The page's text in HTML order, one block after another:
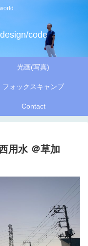
code
光画(写真)
フォックスキャンプ
Contact
用水 ＠草加